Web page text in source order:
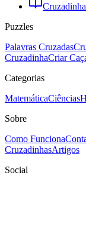
Puzzles
Palavras Cruzadas
CruzadinhaCriar
Categorias
MatemáticaCiências
Sobre
Como Funciona
CruzadinhasArtigos
Social